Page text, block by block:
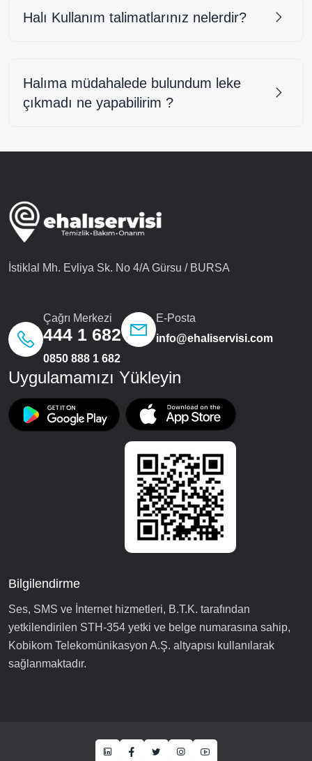
Halı Kullanım talimatlarınız nelerdir?
Halıma müdahalede bulundum leke
çıkmadı ne yapabilirim ?
İstiklal Mh. Evliya Sk. No 4/A Gürsu / BURSA
Çağrı Merkezi
444 1 682
0850 888 1 682
E-Posta
info@ehaliservisi.com
Uygulamamızı Yükleyin
Bilgilendirme
Ses, SMS ve İnternet hizmetleri, B.T.K. tarafından
yetkilendirilen STH-354 yetki ve belge numarasına sahip,
Kobikom Telekomünikasyon A.Ş. altyapısı kullanılarak
sağlanmaktadır.